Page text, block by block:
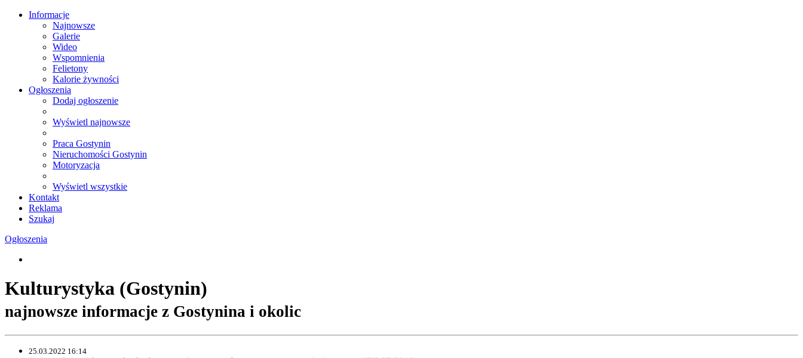
Informacje
Najnowsze
Galerie
Wideo
Wspomnienia
Felietony
Kalorie żywności
Ogłoszenia
Dodaj ogłoszenie
Wyświetl najnowsze
Praca Gostynin
Nieruchomości Gostynin
Motoryzacja
Wyświetl wszystkie
Kontakt
Reklama
Szukaj
Ogłoszenia
Kulturystyka (Gostynin)
najnowsze informacje z Gostynina i okolic
25.03.2022 16:14